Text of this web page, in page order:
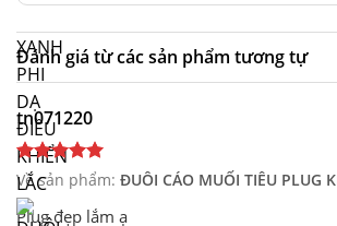
Đánh giá từ các sản phẩm tương tự
tn071220
Về sản phẩm: ĐUÔI CÁO MUỐI TIÊU PLUG
Plug đẹp lắm ạ